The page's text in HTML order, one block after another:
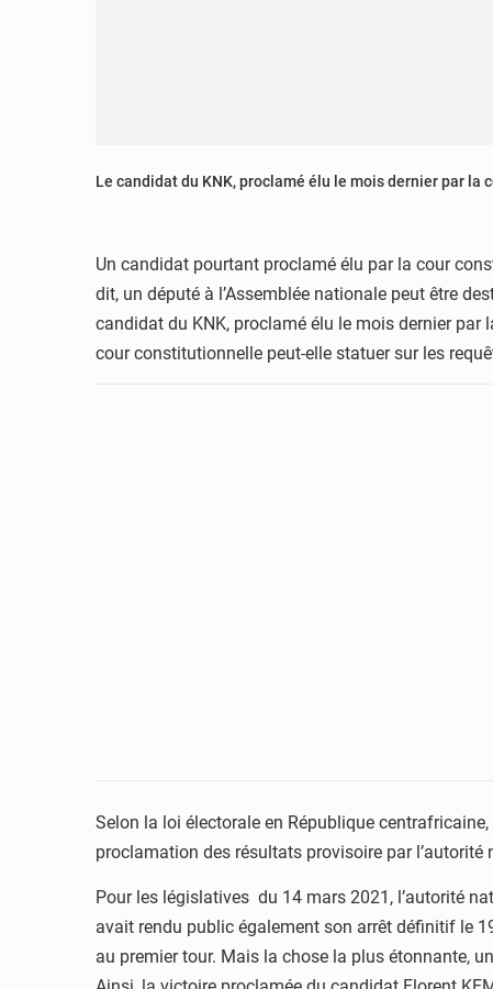
Le candidat du KNK, proclamé élu le mois dernier par
Un candidat pourtant proclamé élu par la cour
dit, un député à l’Assemblée nationale peut être
candidat du KNK, proclamé élu le mois dernier
cour constitutionnelle peut-elle statuer sur les
Selon la loi électorale en République
proclamation des résultats provisoire par l’autorité
Pour les législatives du 14 mars 2021, l’autorité
avait rendu public également son arrêt définitif le
au premier tour. Mais la chose la plus étonnante,